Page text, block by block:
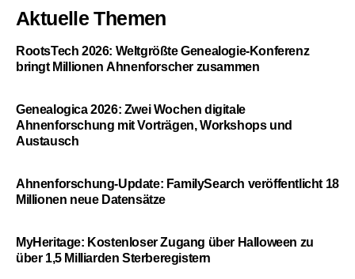
Aktuelle Themen
RootsTech 2026: Weltgrößte Genealogie-Konferenz
bringt Millionen Ahnenforscher zusammen
Genealogica 2026: Zwei Wochen digitale
Ahnenforschung mit Vorträgen, Workshops und
Austausch
Ahnenforschung-Update: FamilySearch veröffentlicht 18
Millionen neue Datensätze
MyHeritage: Kostenloser Zugang über Halloween zu
über 1,5 Milliarden Sterberegistern